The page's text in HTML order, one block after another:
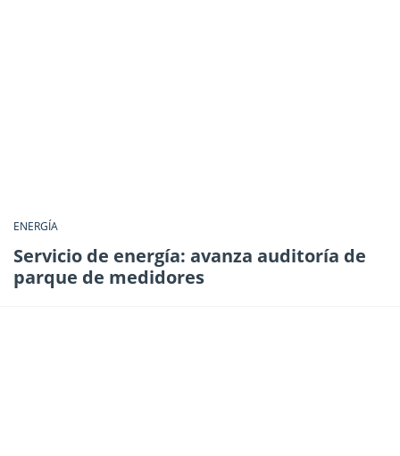
ENERGÍA
Servicio de energía: avanza auditoría de
parque de medidores